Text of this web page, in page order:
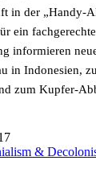
in der „Handy-
ein
informieren
in Indonesien,
zum Kupfer-
&